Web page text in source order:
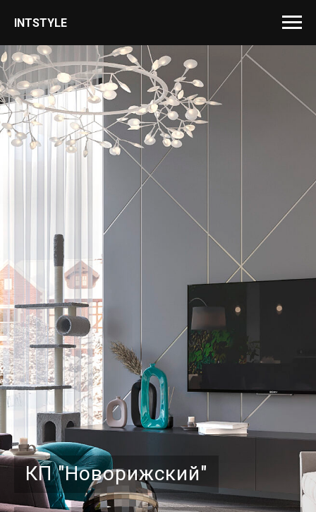
INTSTYLE
КП "Новорижский"